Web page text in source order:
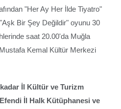
"Her Ay Her İlde Tiyatro"
Bir Şey Değildir" oyunu 30
saat 20.00'da Muğla
Kemal Kültür Merkezi
İl Kültür ve Turizm
İl Halk Kütüphanesi ve